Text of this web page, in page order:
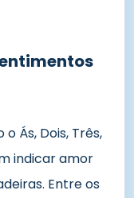
Ás, Dois, Três,
indicar amor
Entre os